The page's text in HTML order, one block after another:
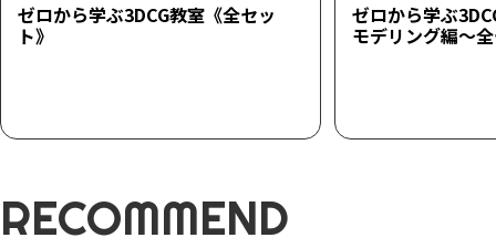
ゼロから学ぶ3DCG教室《全セッ
ト》
ゼロから学ぶ
モデリング編～
RECOMMEND